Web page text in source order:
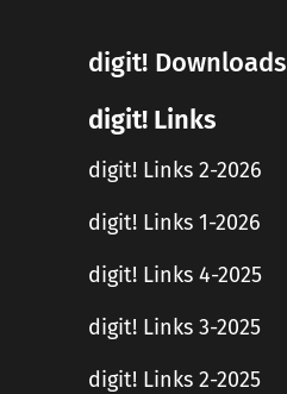
digit! Downloads
digit! Links
digit! Links 2-2026
digit! Links 1-2026
digit! Links 4-2025
digit! Links 3-2025
digit! Links 2-2025